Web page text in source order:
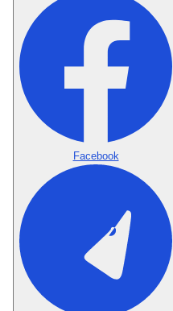
Facebook